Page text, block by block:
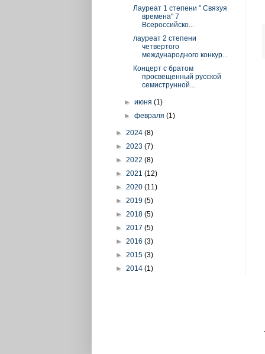
Лауреат 1 степени " Связуя
времена" 7
Всероссийско...
лауреат 2 степени
четвертого
международного конкур...
Концерт с братом
просвещенный русской
семиструнной...
►июня(1)
►февраля(1)
► 2024 (8)
► 2023 (7)
► 2022 (8)
► 2021 (12)
► 2020 (11)
► 2019 (5)
► 2018 (5)
► 2017 (5)
► 2016 (3)
► 2015 (3)
► 2014 (1)